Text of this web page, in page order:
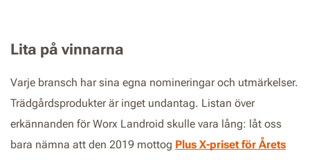
Lita på vinnarna
Varje bransch har sina egna nomineringar och utmärkelser.
Trädgårdsprodukter är inget undantag. Listan över
erkännanden för Worx Landroid skulle vara lång: låt oss
bara nämna att den 2019 mottog Plus X-priset för Årets